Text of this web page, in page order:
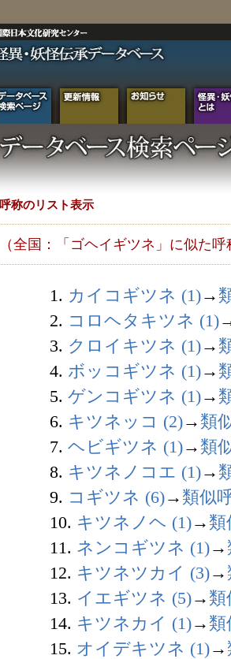
呼称のリスト表示
（全国：「ゴヘイギツネ」に似た呼
1. カイコギツネ (1)→
2. コロヘタキツネ (1)
3. クロイキツネ (1)→
4. ボッコギツネ (1)→
5. ゲンコギツネ (1)→
6. キツネッコ (2)→ 類
7. ヘビギツネ (1)→ 類
8. キツネノコエ (1)→
9. コギツネ (6)→ 類似
10. キツネノヘ (1)→ 類
11. ネンコギツネ (1)→
12. キツネツカイ (3)→
13. イエギツネ (5)→ 類
14. キツネカイ (1)→ 類
15. オイデキツネ (1)→